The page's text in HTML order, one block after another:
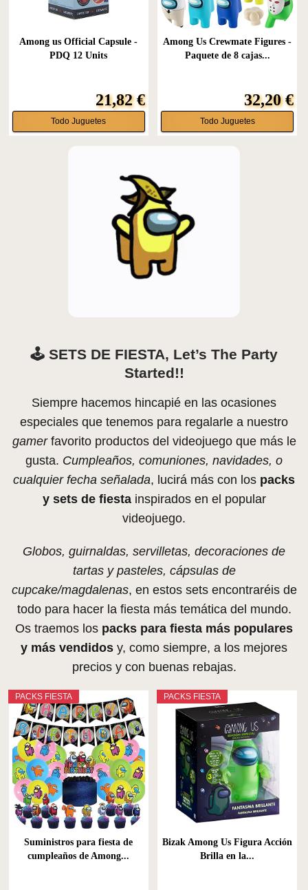
Among us Official Capsule -
PDQ 12 Units
21,82 €
Todo Juguetes
Among Us Crewmate Figures -
Paquete de 8 cajas...
32,20 €
Todo Juguetes
🕹️ SETS DE FIESTA, Let’s The Party
Started!!
Siempre hacemos hincapié en las ocasiones
especiales que tenemos para regalarle a nuestro
gamerfavorito productos del videojuego que más le
gusta. Cumpleaños, comuniones, navidades, o
cualquier fecha señalada, lucirá más con los packs
y sets de fiestainspirados en el popular
videojuego.
Globos, guirnaldas, servilletas, decoraciones de
tartas y pasteles, cápsulas de
cupcake/magdalenas, en estos sets encontraréis de
todo para hacer la fiesta más temática del mundo.
Os traemos los packs para fiesta más populares
y más vendidos y, como siempre, a los mejores
precios y con buenas rebajas.
PACKS FIESTA
Suministros para fiesta de
cumpleaños de Among...
PACKS FIESTA
Bizak Among Us Figura Acción
Brilla en la...